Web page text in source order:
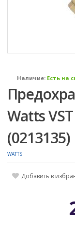
Наличие: Есть на
Watts
(0213135)
WATTS
Добавить в